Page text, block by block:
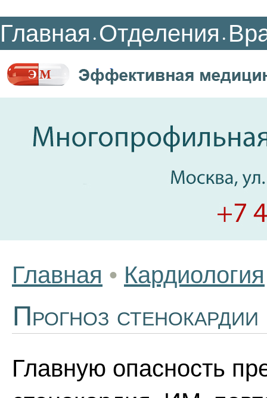
Главная • Отделения •
Главная • Кардиология
Прогноз стенокардии
Главную опасность